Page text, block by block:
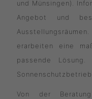
und Münsingen).
Angebot und
erarbeiten eine
passende
Von der